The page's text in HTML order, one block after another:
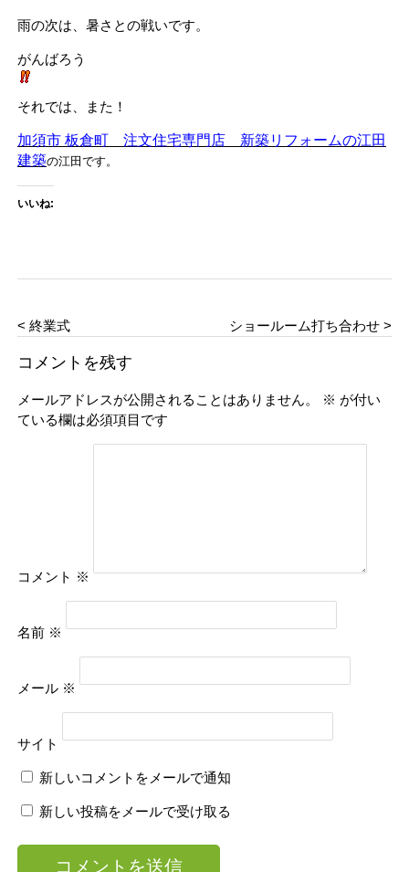
雨の次は、暑さとの戦いです。
がんばろう
それでは、また！
加須市 板倉町 注文住宅専門店 新築リフォームの江田
建築の江田です。
いいね:
< 終業式 ショールーム打ち合わせ >
コメントを残す
メールアドレスが公開されることはありません。 ※ が付い
ている欄は必須項目です
コメント ※
名前 ※
メール ※
サイト
新しいコメントをメールで通知
新しい投稿をメールで受け取る